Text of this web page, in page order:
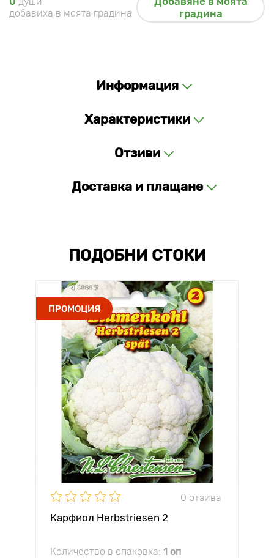
добавиха в моята градина
градина
Информация
Характеристики
Отзиви
Доставка и плащане
ПОДОБНИ СТОКИ
ПРОМОЦИЯ
0 отзива
Карфиол Herbstriesen 2
Количество в опаковка: 1 оп